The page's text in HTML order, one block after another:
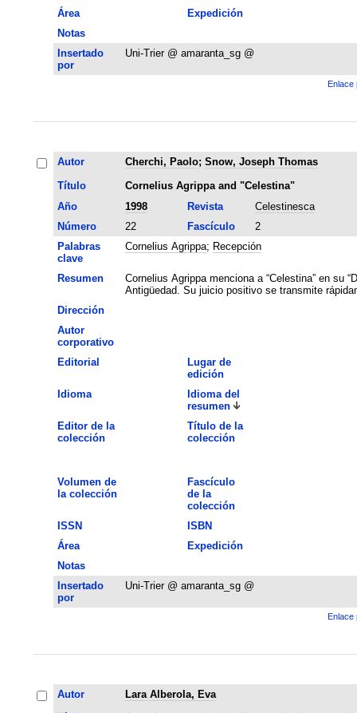
Área
Expedición
Notas
Insertado
por
Uni-Trier @ amaranta_sg @
Enlace
Autor Cherchi, Paolo; Snow, Joseph Thomas
Título
Cornelius Agrippa and "Celestina"
Año
1998 Revista
Celestinesca
Número
22 Fascículo
2
Palabras
clave
Cornelius Agrippa; Recepción
Resumen
Cornelius Agrippa menciona a “Celestina” en su
Antigüedad. Su juicio positivo se transmite
Dirección
Autor
corporativo
Editorial
Lugar de
edición
Idioma
Idioma del
resumen
Editor de la
colección
Título de la
colección
Volumen de
la colección
Fascículo
de la
colección
ISSN
ISBN
Área
Expedición
Notas
Insertado
por
Uni-Trier @ amaranta_sg @
Enlace
Autor
Lara Alberola, Eva